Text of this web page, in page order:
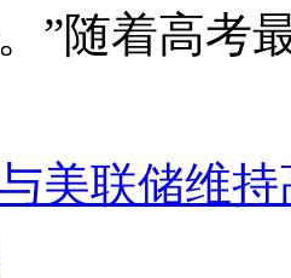
”随着高考
美联储维